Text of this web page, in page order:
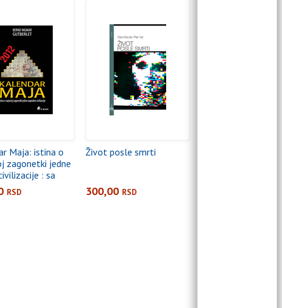
Maja: istina o
zagonetki jedne
: sa
Kristine
RSD
Život posle smrti
300,00 RSD